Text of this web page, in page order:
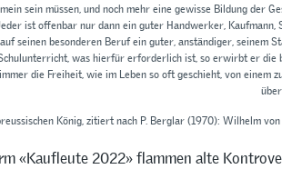
sein müssen, und noch mehr eine gewisse Bildung der
ist offenbar nur dann ein guter Handwerker, Kaufmann,
seinen besonderen Beruf ein guter, anständiger, seinem
was hierfür erforderlich ist, so erwirbt er die
die Freiheit, wie im Leben so oft geschieht, von einem
König, zitiert nach P. Berglar (1970): Wilhelm
«Kaufleute 2022» flammen alte